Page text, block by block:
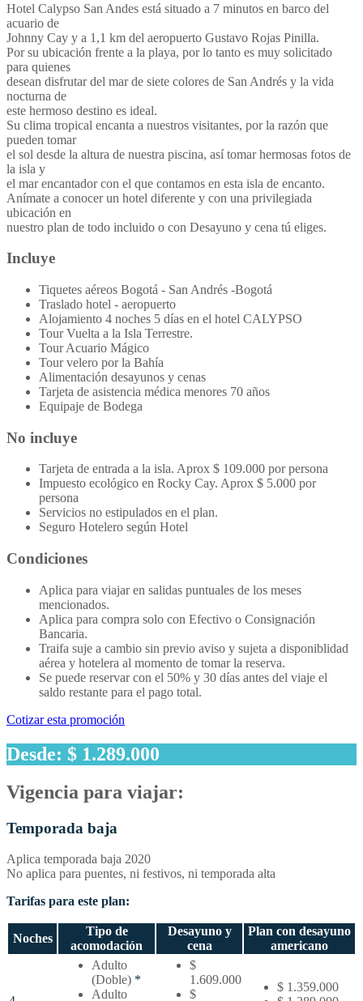
Hotel Calypso San Andes está situado a 7 minutos en barco del
acuario de
Johnny Cay y a 1,1 km del aeropuerto Gustavo Rojas Pinilla.
Por su ubicación frente a la playa, por lo tanto es muy solicitado
para quienes
desean disfrutar del mar de siete colores de San Andrés y la vida
nocturna de
este hermoso destino es ideal.
Su clima tropical encanta a nuestros visitantes, por la razón que
pueden tomar
el sol desde la altura de nuestra piscina, así tomar hermosas fotos de
la isla y
el mar encantador con el que contamos en esta isla de encanto.
Anímate a conocer un hotel diferente y con una privilegiada
ubicación en
nuestro plan de todo incluido o con Desayuno y cena tú eliges.
Incluye
Tiquetes aéreos Bogotá - San Andrés -Bogotá
Traslado hotel - aeropuerto
Alojamiento 4 noches 5 días en el hotel CALYPSO
Tour Vuelta a la Isla Terrestre.
Tour Acuario Mágico
Tour velero por la Bahía
Alimentación desayunos y cenas
Tarjeta de asistencia médica menores 70 años
Equipaje de Bodega
No incluye
Tarjeta de entrada a la isla. Aprox $ 109.000 por persona
Impuesto ecológico en Rocky Cay. Aprox $ 5.000 por
persona
Servicios no estipulados en el plan.
Seguro Hotelero según Hotel
Condiciones
Aplica para viajar en salidas puntuales de los meses
mencionados.
Aplica para compra solo con Efectivo o Consignación
Bancaria.
Traifa suje a cambio sin previo aviso y sujeta a disponiblidad
aérea y hotelera al momento de tomar la reserva.
Se puede reservar con el 50% y 30 días antes del viaje el
saldo restante para el pago total.
Cotizar esta promoción
Desde: $ 1.289.000
Vigencia para viajar:
Temporada baja
Aplica temporada baja 2020
No aplica para puentes, ni festivos, ni temporada alta
Tarifas para este plan:
Noches
Tipo de
acomodación
Desayuno y
cena
Plan con desayuno
americano
Adulto
(Doble) *
Adulto
$
1.609.000
$
$ 1.359.000